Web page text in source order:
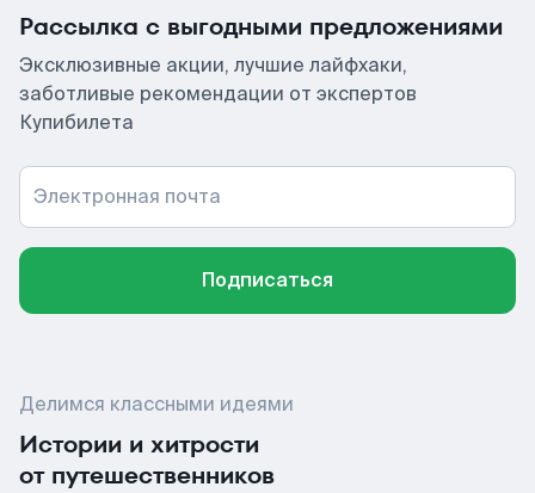
Рассылка с выгодными предложениями
Эксклюзивные акции, лучшие лайфхаки,
заботливые рекомендации от экспертов
Купибилета
Электронная почта
Подписаться
Делимся классными идеями
Истории и хитрости
от путешественников